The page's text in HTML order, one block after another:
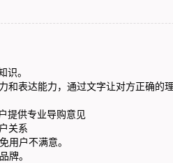
。
表达能力，通过文字让对方正确的
提供专业导购意见
关系
户不满意。
。